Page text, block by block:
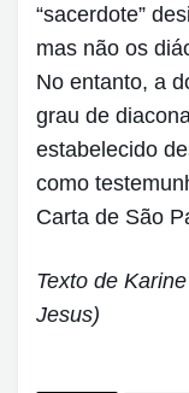
“sacerdote”
mas não os
No entanto, a
grau de
estabelecido
como
Carta de São
Texto de
Jesus)